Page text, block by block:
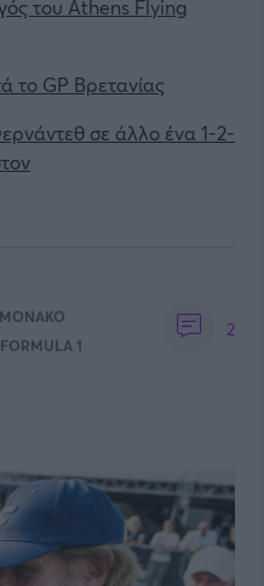
του Athens Flying
το GP Βρετανίας
σε άλλο ένα 1-2-
ΜΟΝΑΚΟ
1
2